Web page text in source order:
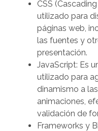
CSS
utilizado para
páginas web,
las fuentes y
presentación.
JavaScript: Es
utilizado para
dinamismo a
animaciones,
validación de
Frameworks y